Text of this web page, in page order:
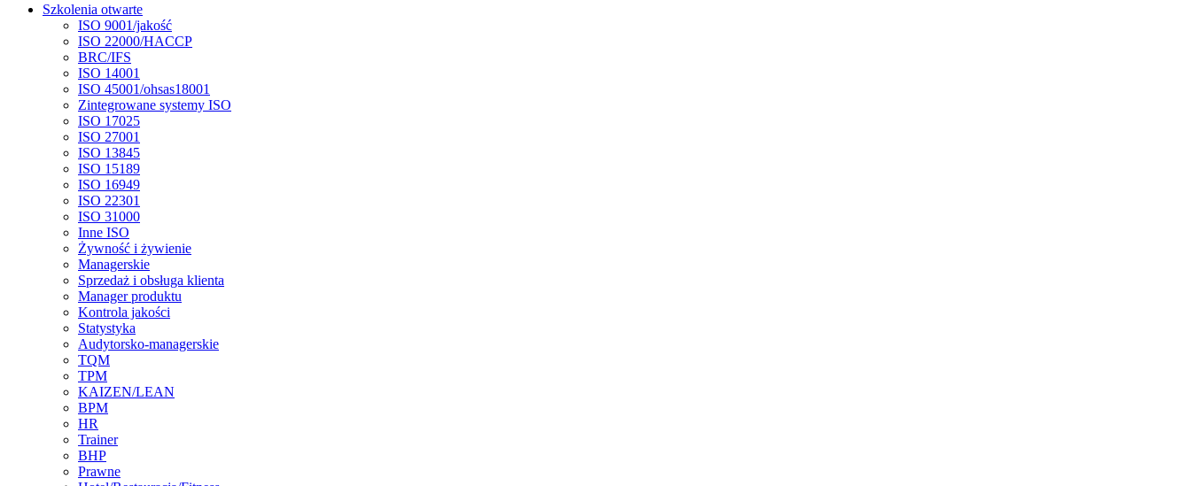
Szkolenia otwarte
ISO 9001/jakość
ISO 22000/HACCP
BRC/IFS
ISO 14001
ISO 45001/ohsas18001
Zintegrowane systemy ISO
ISO 17025
ISO 27001
ISO 13845
ISO 15189
ISO 16949
ISO 22301
ISO 31000
Inne ISO
Żywność i żywienie
Managerskie
Sprzedaż i obsługa klienta
Manager produktu
Kontrola jakości
Statystyka
Audytorsko-managerskie
TQM
TPM
KAIZEN/LEAN
BPM
HR
Trainer
BHP
Prawne